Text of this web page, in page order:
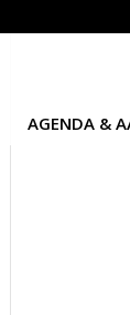
AGENDA &